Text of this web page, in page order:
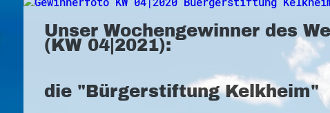
Unser Wochengewinner des
(KW 04|2021):
die "Bürgerstiftung Kelkheim"